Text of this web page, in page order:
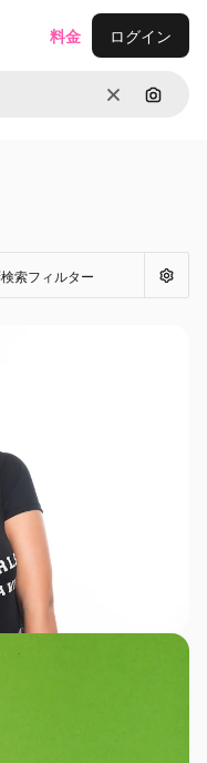
消去 画像で
料金 ログイン
検索フィルター